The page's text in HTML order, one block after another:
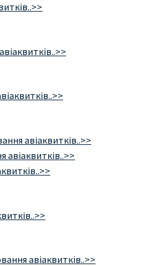
авіаквитків..>>
авіаквитків..>>